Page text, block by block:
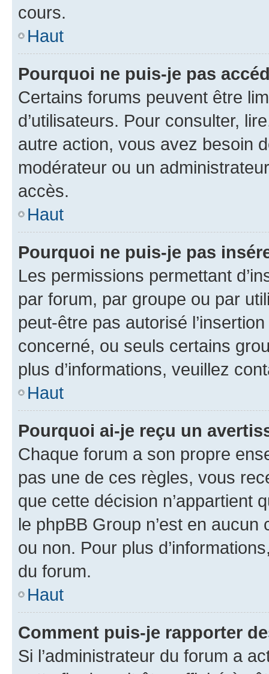
cours.
Haut
Pourquoi ne puis-je pas
Certains forums peuvent être
d’utilisateurs. Pour consulter,
autre action, vous avez besoin
modérateur ou un
accès.
Haut
Pourquoi ne puis-je pas
Les permissions permettant
par forum, par groupe ou par
peut-être pas autorisé
concerné, ou seuls certains
plus d’informations, veuillez
Haut
Pourquoi ai-je reçu un
Chaque forum a son propre
pas une de ces règles, vous
que cette décision n’appartient
le phpBB Group n’est en
ou non. Pour plus
du forum.
Haut
Comment puis-je rapporter
Si l’administrateur du forum a